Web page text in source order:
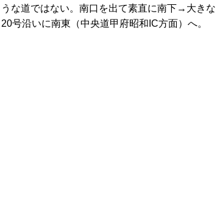
な道ではない。南口を出て素直に南下→大きな
号沿いに南東（中央道甲府昭和IC方面）へ。